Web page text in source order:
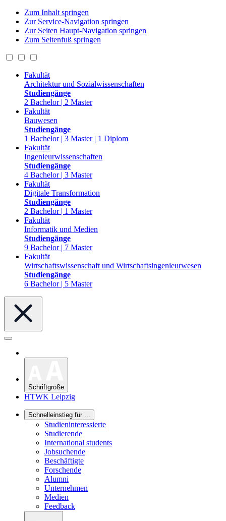
Zum Inhalt springen
Zur Service-Navigation springen
Zur Seiten Haupt-Navigation springen
Zum Seitenfuß springen
Fakultät
Architektur und Sozialwissenschaften
Studiengänge
2 Bachelor | 2 Master
Fakultät
Bauwesen
Studiengänge
1 Bachelor | 3 Master | 1 Diplom
Fakultät
Ingenieurwissenschaften
Studiengänge
4 Bachelor | 3 Master
Fakultät
Digitale Transformation
Studiengänge
2 Bachelor | 1 Master
Fakultät
Informatik und Medien
Studiengänge
9 Bachelor | 7 Master
Fakultät
Wirtschaftswissenschaft und Wirtschaftsingenieurwesen
Studiengänge
6 Bachelor | 5 Master
Schriftgröße
HTWK Leipzig
Schnelleinstieg für ...
Studieninteressierte
Studierende
International students
Jobsuchende
Beschäftigte
Forschende
Alumni
Unternehmen
Medien
Feedback